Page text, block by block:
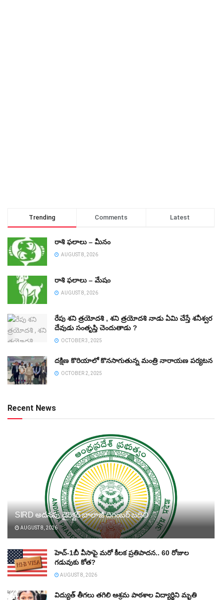
Trending Comments Latest
రాశి ఫలాలు – మీనం
AUGUST 8, 2026
రాశి ఫలాలు – మేషం
AUGUST 8, 2026
రేపు శని త్రయోదశి , శని త్రయోదశి నాడు ఏమి చేస్తే శనీశ్వర
దేవుడు సంతృప్తి చెందుతాడు ?
OCTOBER 3, 2025
దక్షిణ కొరియాలో కొనసాగుతున్న మంత్రి నారాయణ పర్యటన
OCTOBER 2, 2025
Recent News
SIRD అదనపు డైరెక్టర్‌ బాలాజీ దిగంబర్‌ బదిలీ
AUGUST 8, 2026
హెచ్‌-1బీ వీసాపై మరో కీలక ప్రతిపాదన.. 60 రోజుల
గడువుకు కోత?
AUGUST 8, 2026
విద్యుత్‌ తీగలు తగిలి ఆశ్రమ పాఠశాల విద్యార్థిని మృతి